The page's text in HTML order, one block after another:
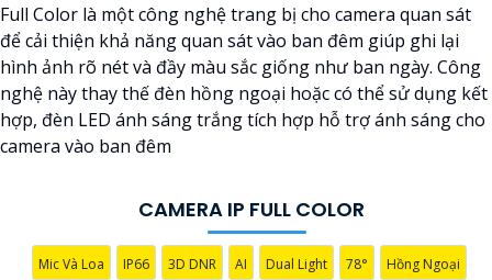
mọi lúc mọi nơi thông qua ứng dụng di động.
Full Color là một công nghệ trang bị cho camera quan sát
để cải thiện khả năng quan sát vào ban đêm giúp ghi lại
hình ảnh rõ nét và đầy màu sắc giống như ban ngày. Công
nghệ này thay thế đèn hồng ngoại hoặc có thể sử dụng kết
hợp, đèn LED ánh sáng trắng tích hợp hỗ trợ ánh sáng cho
camera vào ban đêm
CAMERA IP FULL COLOR
Mic Và Loa IP66 3D DNR AI Dual Light 78° Hồng Ngoại